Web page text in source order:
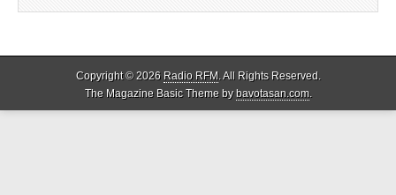
Copyright © 2026 Radio RFM. All Rights Reserved.
The Magazine Basic Theme bybavotasan.com.